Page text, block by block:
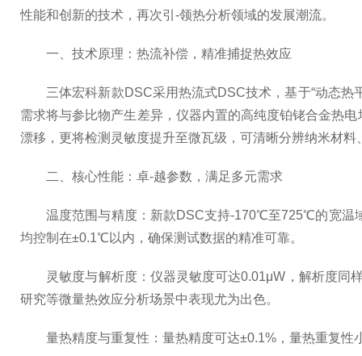
性能和创新的技术，再次引-领热分析领域的发展潮流。
一、技术原理：热流补偿，精准捕捉热效应
三体宏科新款DSC采用热流式DSC技术，基于“动态热
需求将与参比物产生差异，仪器内置的高纯度铂铑合金热
漂移，更将检测灵敏度提升至微瓦级，可清晰分辨纳米材
二、核心性能：卓-越参数，满足多元需求
温度范围与精度：新款DSC支持-170℃至725℃的宽温域
均控制在±0.1℃以内，确保测试数据的精准可靠。
灵敏度与解析度：仪器灵敏度可达0.01μW，解析度同样
研究等微量热效应分析场景中表现尤为出色。
量热精度与重复性：量热精度可达±0.1%，量热重复性